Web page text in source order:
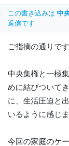
この書き込みは 中
返信です
ご指摘の通りです
中央集権と一極
めに結びついて
に、生活圧迫と
いるように感じま
今回の家庭のケ